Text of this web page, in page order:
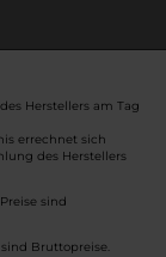
Herstellers am Tag
errechnet sich
des Herstellers
sind
Bruttopreise.